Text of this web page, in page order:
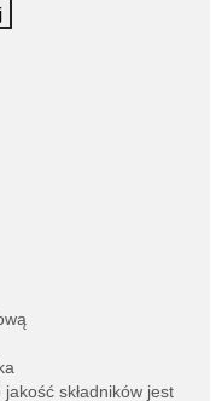
składników jest